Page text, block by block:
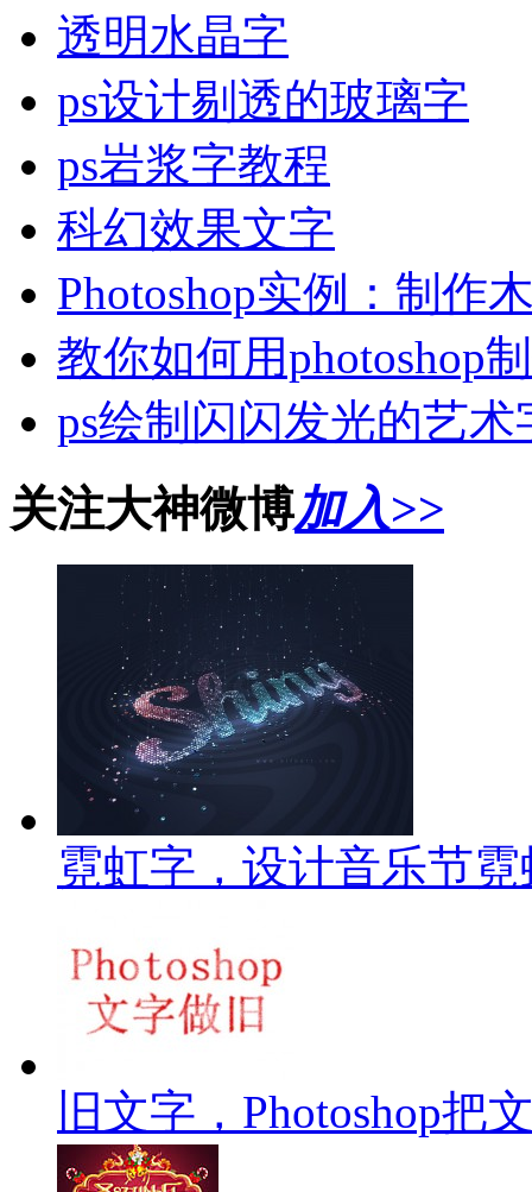
透明水晶字
ps设计剔透的玻璃字
ps岩浆字教程
科幻效果文字
Photoshop实例：制作
教你如何用photoshop
ps绘制闪闪发光的艺术
关注大神微博加入>>
霓虹字，设计音乐节
旧文字，Photoshop把